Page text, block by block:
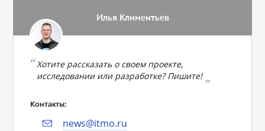
Илья Климентьев
Хотите рассказать о своем проекте,
исследовании или разработке? Пишите!
Контакты:
news@itmo.ru